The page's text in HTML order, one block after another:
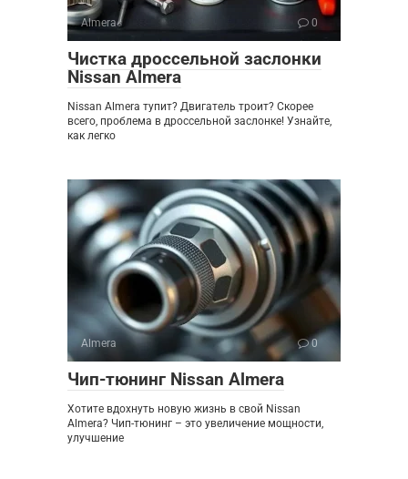
Almera 0
Чистка дроссельной заслонки
Nissan Almera
Nissan Almera тупит? Двигатель троит? Скорее
всего, проблема в дроссельной заслонке! Узнайте,
как легко
Almera 0
Чип-тюнинг Nissan Almera
Хотите вдохнуть новую жизнь в свой Nissan
Almera? Чип-тюнинг – это увеличение мощности,
улучшение